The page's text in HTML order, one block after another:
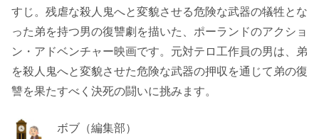
すじ。残虐な殺人鬼へと変貌させる危険な武器の犠牲とな
った弟を持つ男の復讐劇を描いた、ポーランドのアクショ
ン・アドベンチャー映画です。元対テロ工作員の男は、弟
を殺人鬼へと変貌させた危険な武器の押収を通じて弟の復
讐を果たすべく決死の闘いに挑みます。
ボブ（編集部）